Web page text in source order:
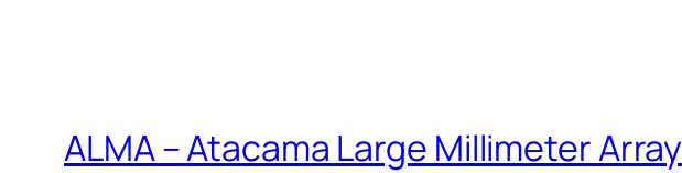
ALMA – Atacama Large Millimeter Array